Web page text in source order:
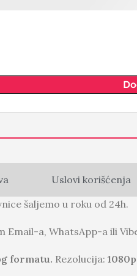
Uslovi korišćenja
šaljemo u roku od 24h.
Email-a, WhatsApp-a ili
formatu. Rezolucija: